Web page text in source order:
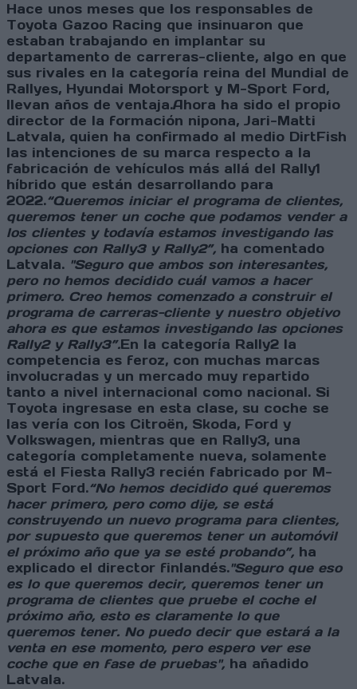
Hace unos meses que los responsables de
Toyota Gazoo Racing que insinuaron que
estaban trabajando en implantar su
departamento de carreras-cliente, algo en que
sus rivales en la categoría reina del Mundial de
Rallyes, Hyundai Motorsport y M-Sport Ford,
llevan años de ventaja.Ahora ha sido el propio
director de la formación nipona, Jari-Matti
Latvala, quien ha confirmado al medio DirtFish
las intenciones de su marca respecto a la
fabricación de vehículos más allá del Rally1
híbrido que están desarrollando para
2022.“Queremos iniciar el programa de clientes,
queremos tener un coche que podamos vender a
los clientes y todavía estamos investigando las
opciones con Rally3 y Rally2”, ha comentado
Latvala. "Seguro que ambos son interesantes,
pero no hemos decidido cuál vamos a hacer
primero. Creo hemos comenzado a construir el
programa de carreras-cliente y nuestro objetivo
ahora es que estamos investigando las opciones
Rally2 y Rally3”.En la categoría Rally2 la
competencia es feroz, con muchas marcas
involucradas y un mercado muy repartido
tanto a nivel internacional como nacional. Si
Toyota ingresase en esta clase, su coche se
las vería con los Citroën, Skoda, Ford y
Volkswagen, mientras que en Rally3, una
categoría completamente nueva, solamente
está el Fiesta Rally3 recién fabricado por M-
Sport Ford.“No hemos decidido qué queremos
hacer primero, pero como dije, se está
construyendo un nuevo programa para clientes,
por supuesto que queremos tener un automóvil
el próximo año que ya se esté probando”, ha
explicado el director finlandés."Seguro que eso
es lo que queremos decir, queremos tener un
programa de clientes que pruebe el coche el
próximo año, esto es claramente lo que
queremos tener. No puedo decir que estará a la
venta en ese momento, pero espero ver ese
coche que en fase de pruebas", ha añadido
Latvala.